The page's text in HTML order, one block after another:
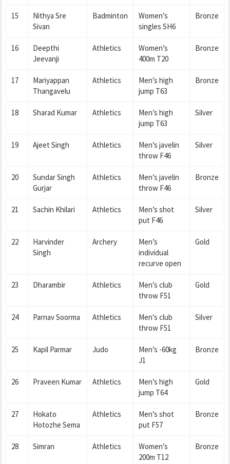
15
Nithya Sre
Sivan
Badminton
Women’s
singles SH6
Bronze
16
Deepthi
Jeevanji
Athletics
Women’s
400m T20
Bronze
17
Mariyappan
Thangavelu
Athletics
Men’s high
jump T63
Bronze
18 Sharad Kumar Athletics
Men’s high
jump T63
Silver
19 Ajeet Singh Athletics
Men’s javelin
throw F46
Silver
20
Sundar Singh
Gurjar
Athletics
Men’s javelin
throw F46
Bronze
21 Sachin Khilari Athletics
Men’s shot
put F46
Silver
22
Harvinder
Singh
Archery
Men’s
individual
recurve open
Gold
23 Dharambir Athletics
Men’s club
throw F51
Gold
24 Parnav Soorma Athletics
Men’s club
throw F51
Silver
25 Kapil Parmar Judo
Men’s -60kg
J1
Bronze
26 Praveen Kumar Athletics
Men’s high
jump T64
Gold
27
Hokato
Hotozhe Sema
Athletics
Men’s shot
put F57
Bronze
28 Simran Athletics
Women’s
200m T12
Bronze